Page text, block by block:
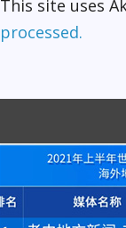
This site uses
processed.